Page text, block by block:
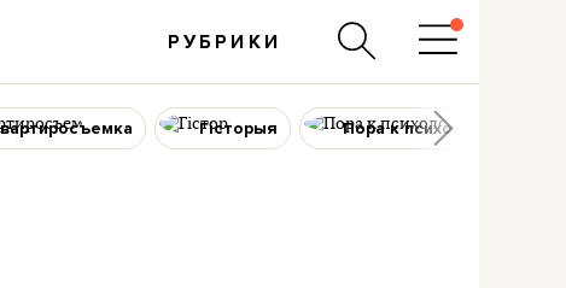
РУБРИКИ
Гісторыя Пора к психологу